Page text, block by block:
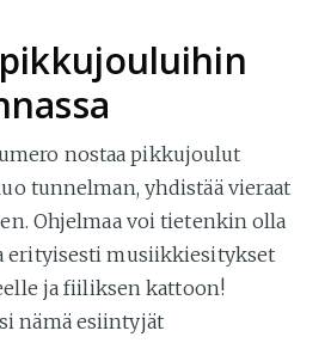
nostaa pikkujoulut
tunnelman, yhdistää vieraat
Ohjelmaa voi tietenkin olla
erityisesti musiikkiesitykset
ja fiiliksen kattoon!
nämä esiintyjät